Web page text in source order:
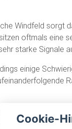
Windfeld sorgt
oftmals eine
starke Signale
einige
errechnen.
Cookie-